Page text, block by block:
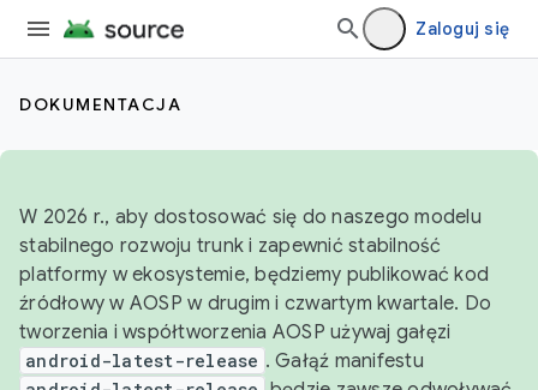
Zaloguj się
DOKUMENTACJA
W 2026 r., aby dostosować się do naszego modelu
stabilnego rozwoju trunk i zapewnić stabilność
platformy w ekosystemie, będziemy publikować kod
źródłowy w AOSP w drugim i czwartym kwartale. Do
tworzenia i współtworzenia AOSP używaj gałęzi
android-latest-release . Gałąź manifestu